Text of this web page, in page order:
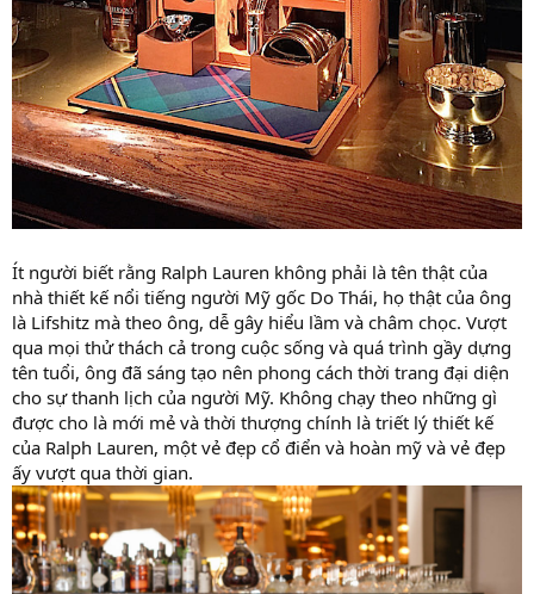
Ít người biết rằng Ralph Lauren không phải là tên thật của
nhà thiết kế nổi tiếng người Mỹ gốc Do Thái, họ thật của ông
là Lifshitz mà theo ông, dễ gây hiểu lầm và châm chọc. Vượt
qua mọi thử thách cả trong cuộc sống và quá trình gầy dựng
tên tuổi, ông đã sáng tạo nên phong cách thời trang đại diện
cho sự thanh lịch của người Mỹ. Không chạy theo những gì
được cho là mới mẻ và thời thượng chính là triết lý thiết kế
của Ralph Lauren, một vẻ đẹp cổ điển và hoàn mỹ và vẻ đẹp
ấy vượt qua thời gian.